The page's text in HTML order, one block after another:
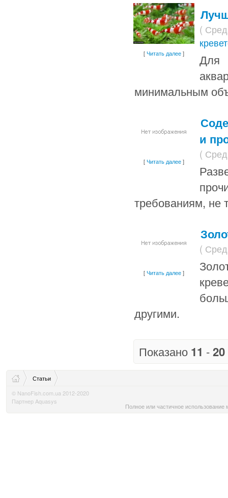
[Читать далее]
(
Для
минимальным
[Читать далее]
и
(
требованиям, не
[Читать далее]
(
другими.
Показано 11 -20
Статьи
© NanoFish.com.ua 2012-2020
Партнер Aquasys
Полное или частичное